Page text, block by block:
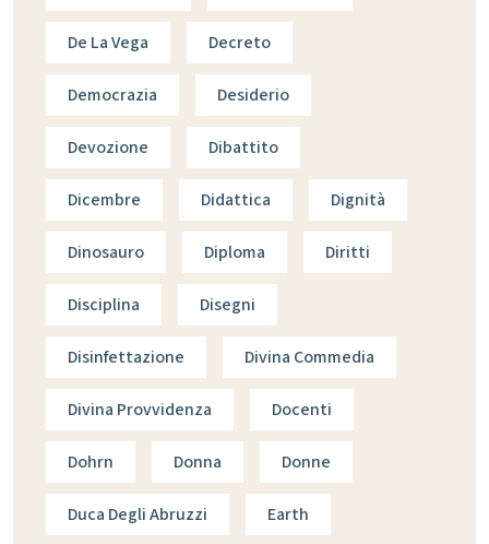
De La Vega Decreto
Democrazia Desiderio
Devozione Dibattito
Dicembre Didattica Dignità
Dinosauro Diploma Diritti
Disciplina Disegni
Disinfettazione Divina Commedia
Divina Provvidenza Docenti
Dohrn Donna Donne
Duca Degli Abruzzi Earth